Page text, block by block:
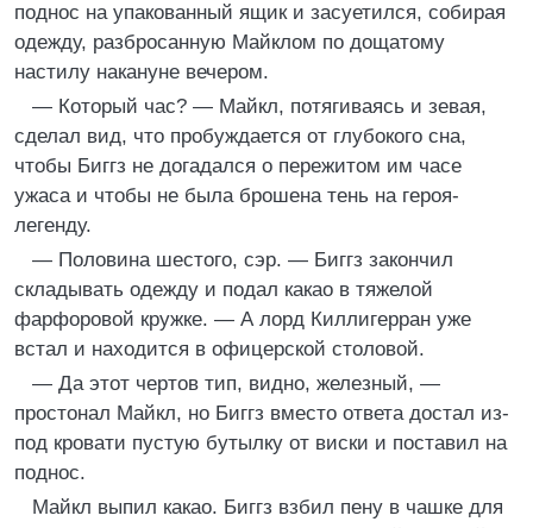
поднос на упакованный ящик и засуетился, собирая
одежду, разбросанную Майклом по дощатому
настилу накануне вечером.
— Который час? — Майкл, потягиваясь и зевая,
сделал вид, что пробуждается от глубокого сна,
чтобы Биггз не догадался о пережитом им часе
ужаса и чтобы не была брошена тень на героя-
легенду.
— Половина шестого, сэр. — Биггз закончил
складывать одежду и подал какао в тяжелой
фарфоровой кружке. — А лорд Киллигерран уже
встал и находится в офицерской столовой.
— Да этот чертов тип, видно, железный, —
простонал Майкл, но Биггз вместо ответа достал из-
под кровати пустую бутылку от виски и поставил на
поднос.
Майкл выпил какао. Биггз взбил пену в чашке для